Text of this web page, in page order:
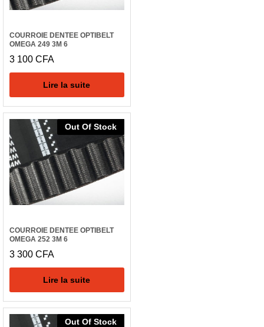
COURROIE DENTEE OPTIBELT
OMEGA 249 3M 6
3 100 CFA
Lire la suite
Out Of Stock
COURROIE DENTEE OPTIBELT
OMEGA 252 3M 6
3 300 CFA
Lire la suite
Out Of Stock